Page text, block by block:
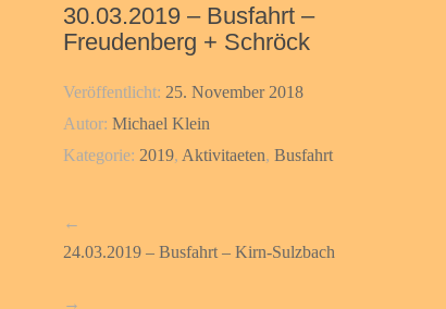
30.03.2019 – Busfahrt –
Freudenberg + Schröck
Veröffentlicht: 25. November 2018
Autor:Michael Klein
Kategorie: 2019, Aktivitaeten,Busfahrt
←
24.03.2019 – Busfahrt – Kirn-Sulzbach
→